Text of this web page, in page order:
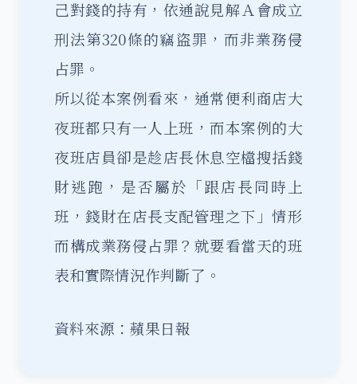
己對錢的持有，依通說見解Ａ會成立
刑法第320條的竊盜罪，而非業務侵
占罪。
所以從本案例看來，通常便利商店大
夜班都只有一人上班，而本案例的大
夜班店員卻是趁店長休息空檔搜括錢
財逃跑，是否屬於「跟店長同時上
班，錢財在店長支配管理之下」情形
而構成業務侵占罪？就要看當天的班
表和實際情況作判斷了。
資料來源：蘋果日報